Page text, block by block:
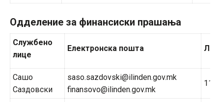
Одделение за финансиски прашања
Службено
лице
Електронска пошта
Сашо
Саздовски
saso.sazdovski@ilinden.gov.mk
finansovo@ilinden.gov.mk
118